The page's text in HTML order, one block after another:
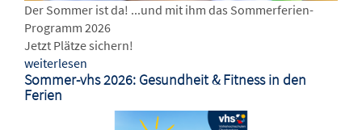
Der Sommer ist da! ...und mit ihm das Sommerferien-
Programm 2026
Jetzt Plätze sichern!
weiterlesen
Sommer-vhs 2026: Gesundheit & Fitness in den
Ferien